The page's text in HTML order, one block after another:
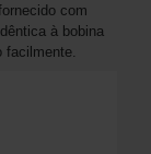
com
à bobina
facilmente.